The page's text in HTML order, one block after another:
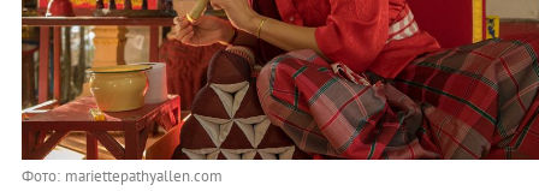
Фото: mariettepathyallen.com